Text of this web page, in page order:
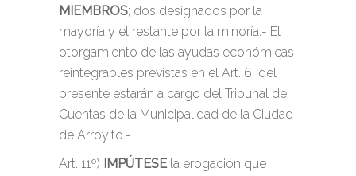
MIEMBROS; dos designados por la
mayoría y el restante por la minoría.- El
otorgamiento de las ayudas económicas
reintegrables previstas en el Art. 6 del
presente estarán a cargo del Tribunal de
Cuentas de la Municipalidad de la Ciudad
de Arroyito.-
Art. 11º) IMPÚTESE la erogación que